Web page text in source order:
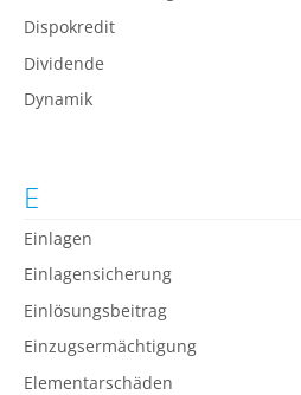
Dispokredit
Dividende
Dynamik
E
Einlagen
Einlagensicherung
Einlösungsbeitrag
Einzugsermächtigung
Elementarschäden